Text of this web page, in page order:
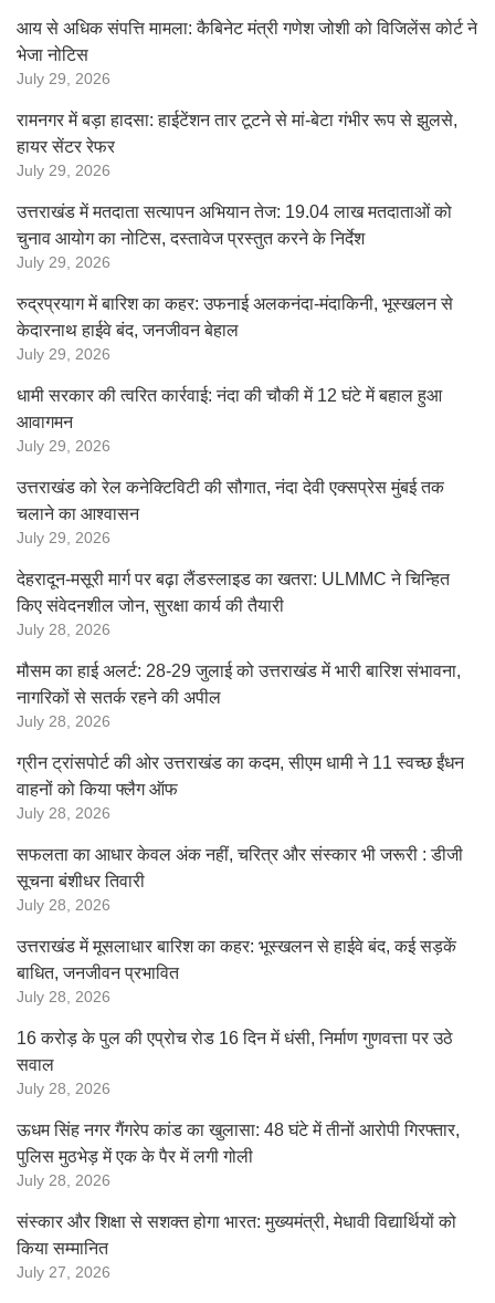
आय से अधिक संपत्ति मामला: कैबिनेट मंत्री गणेश जोशी को विजिलेंस कोर्ट ने
भेजा नोटिस
July 29, 2026
रामनगर में बड़ा हादसा: हाईटेंशन तार टूटने से मां-बेटा गंभीर रूप से झुलसे,
हायर सेंटर रेफर
July 29, 2026
उत्तराखंड में मतदाता सत्यापन अभियान तेज: 19.04 लाख मतदाताओं को
चुनाव आयोग का नोटिस, दस्तावेज प्रस्तुत करने के निर्देश
July 29, 2026
रुद्रप्रयाग में बारिश का कहर: उफनाई अलकनंदा-मंदाकिनी, भूस्खलन से
केदारनाथ हाईवे बंद, जनजीवन बेहाल
July 29, 2026
धामी सरकार की त्वरित कार्रवाई: नंदा की चौकी में 12 घंटे में बहाल हुआ
आवागमन
July 29, 2026
उत्तराखंड को रेल कनेक्टिविटी की सौगात, नंदा देवी एक्सप्रेस मुंबई तक
चलाने का आश्वासन
July 29, 2026
देहरादून-मसूरी मार्ग पर बढ़ा लैंडस्लाइड का खतरा: ULMMC ने चिन्हित
किए संवेदनशील जोन, सुरक्षा कार्य की तैयारी
July 28, 2026
मौसम का हाई अलर्ट: 28-29 जुलाई को उत्तराखंड में भारी बारिश संभावना,
नागरिकों से सतर्क रहने की अपील
July 28, 2026
ग्रीन ट्रांसपोर्ट की ओर उत्तराखंड का कदम, सीएम धामी ने 11 स्वच्छ ईंधन
वाहनों को किया फ्लैग ऑफ
July 28, 2026
सफलता का आधार केवल अंक नहीं, चरित्र और संस्कार भी जरूरी : डीजी
सूचना बंशीधर तिवारी
July 28, 2026
उत्तराखंड में मूसलाधार बारिश का कहर: भूस्खलन से हाईवे बंद, कई सड़कें
बाधित, जनजीवन प्रभावित
July 28, 2026
16 करोड़ के पुल की एप्रोच रोड 16 दिन में धंसी, निर्माण गुणवत्ता पर उठे
सवाल
July 28, 2026
ऊधम सिंह नगर गैंगरेप कांड का खुलासा: 48 घंटे में तीनों आरोपी गिरफ्तार,
पुलिस मुठभेड़ में एक के पैर में लगी गोली
July 28, 2026
संस्कार और शिक्षा से सशक्त होगा भारत: मुख्यमंत्री, मेधावी विद्यार्थियों को
किया सम्मानित
July 27, 2026